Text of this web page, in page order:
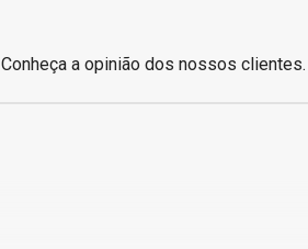
Conheça a opinião dos nossos clientes.